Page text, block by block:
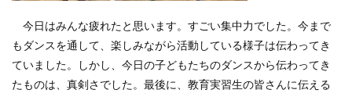
今日はみんな疲れたと思います。すごい集中力でした。 今まで
もダンスを通して、楽しみながら活動している様子は伝わってき
ていました。
しかし、今日の子どもたちのダンスから伝わってき
たものは、真剣さでした。 最後に、教育実習生の皆さんに伝える